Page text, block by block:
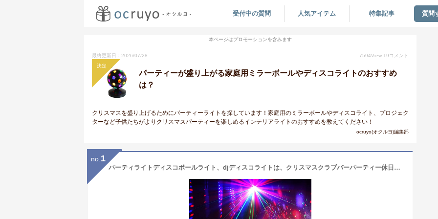
受付中の質問 人気アイテム 特集記事 質問
本ページはプロモーションを含みます
最終更新日：2026/07/28 7594View 19 コメント
決定
パーティーが盛り上がる家庭用ミラーボールやディスコライトのおすすめ
は？
クリスマスを盛り上げるためにパーティーライトを探しています！家庭用のミラーボールやディスコライト、プロジェク
ターなど子供たちがよりクリスマスパーティーを楽しめるインテリアライトのおすすめを教えてください！
ocruyo(オクルヨ)編集部
no. 1
パーティライトディスコボールライト、djディスコライトは、クリスマスクラブバーパーティー休日のクリスマスの誕生日の結婚式の家の装飾のためのリモートコントロールで活性化ステージライトストロボ照明音をled